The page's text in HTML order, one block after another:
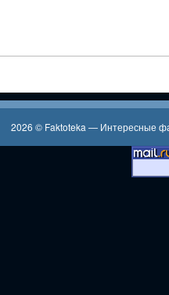
2026 © Faktoteka — Интересные